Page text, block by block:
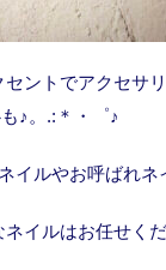
ントでアクセサ
♪。.:＊・゜♪
イルやお呼ばれネ
ネイルはお任せく